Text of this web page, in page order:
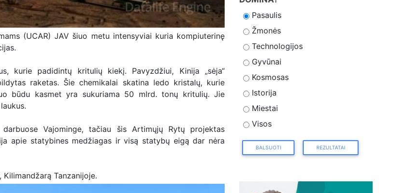
(UCAR) JAV šiuo metu intensyviai kuria kompiuterinę
kurie padidintų kritulių kiekį. Pavyzdžiui, Kinija „sėja“
raketas. Šie chemikalai skatina ledo kristalų, kurie
būdu kasmet yra sukuriama 50 mlrd. tonų kritulių. Jie
Vajominge, tačiau šis Artimųjų Rytų projektas
apie statybines medžiagas ir visą statybų eigą dar nėra
Tanzanijoje.
Pasaulis
Žmonės
Technologijos
Gyvūnai
Kosmosas
Istorija
Miestai
Visos
BALSUOTI REZULTATAI